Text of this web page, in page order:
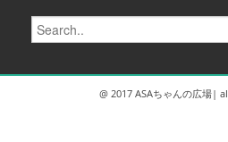
@ 2017 ASAちゃんの広場|